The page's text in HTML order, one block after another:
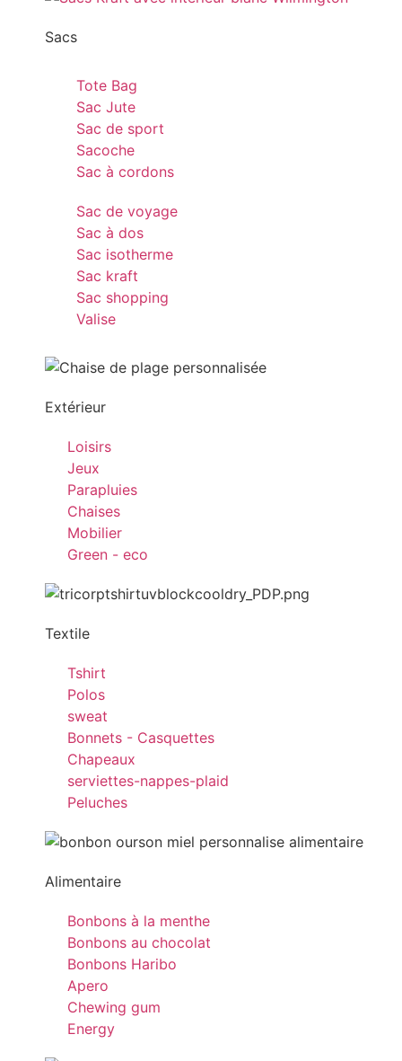
Sacs
Tote Bag
Sac Jute
Sac de sport
Sacoche
Sac à cordons
Sac de voyage
Sac à dos
Sac isotherme
Sac kraft
Sac shopping
Valise
Extérieur
Loisirs
Jeux
Parapluies
Chaises
Mobilier
Green - eco
Textile
Tshirt
Polos
sweat
Bonnets - Casquettes
Chapeaux
serviettes-nappes-plaid
Peluches
Alimentaire
Bonbons à la menthe
Bonbons au chocolat
Bonbons Haribo
Apero
Chewing gum
Energy